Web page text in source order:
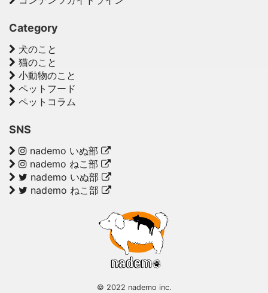
Category
犬のこと
猫のこと
小動物のこと
ペットフード
ペットコラム
SNS
nademo いぬ部
nademo ねこ部
nademo いぬ部
nademo ねこ部
© 2022 nademo inc.